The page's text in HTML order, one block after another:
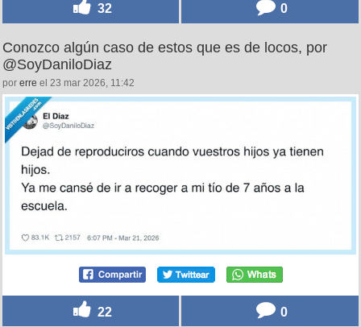
32 0
Conozco algún caso de estos que es de locos, por
@SoyDaniloDiaz
por erre el 23 mar 2026, 11:42
22 0